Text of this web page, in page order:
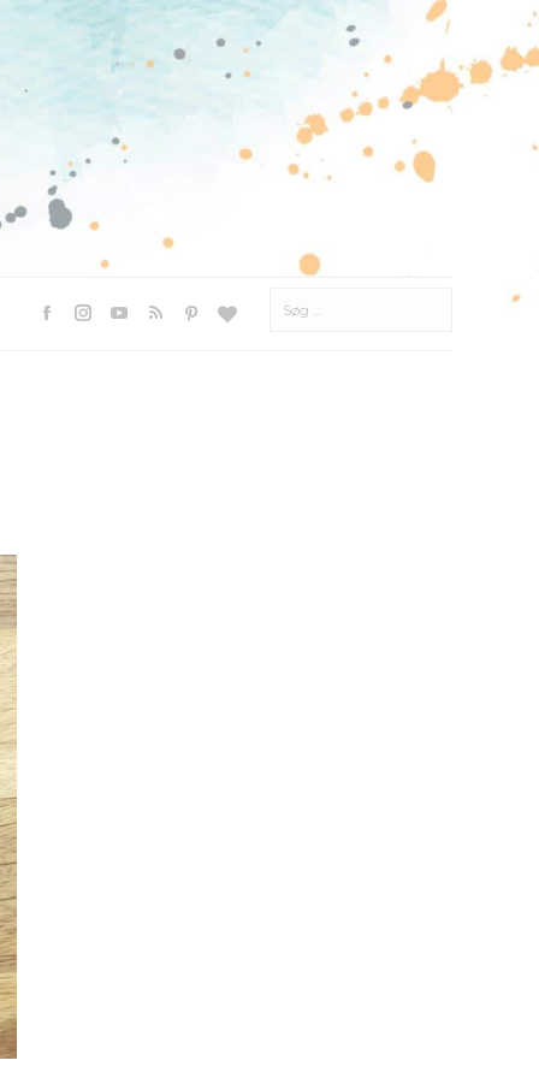
FacebookInstagramYouTubePinterestWebsted